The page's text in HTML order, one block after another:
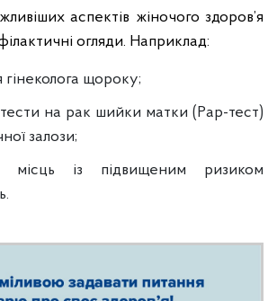
аспектів жіночого здоров’я
огляди. Наприклад:
гінеколога щороку;
тести на рак шийки матки (Pap-тест)
залози;
місць із підвищеним ризиком